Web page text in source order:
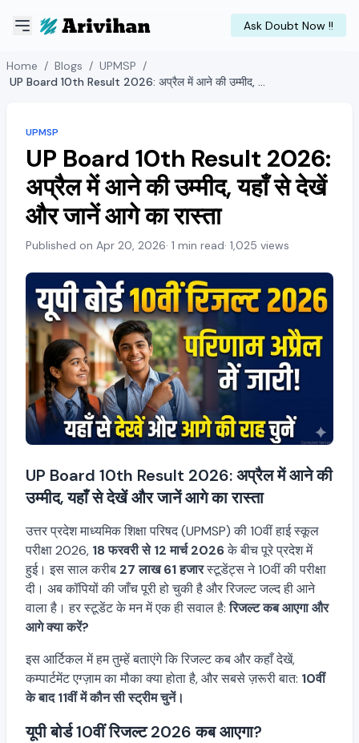
Ask Doubt Now !!
Home / Blogs / UPMSP /
UP Board 10th Result 2026: अप्रैल में आने की उम्मीद, यहाँ से देखें और जानें आगे का रास्ता
UPMSP
UP Board 10th Result 2026:
अप्रैल में आने की उम्मीद, यहाँ से देखें
और जानें आगे का रास्ता
Published on Apr 20, 2026· 1 min read· 1,025 views
UP Board 10th Result 2026: अप्रैल में आने की
उम्मीद, यहाँ से देखें और जानें आगे का रास्ता
उत्तर प्रदेश माध्यमिक शिक्षा परिषद (UPMSP) की 10वीं हाई स्कूल
परीक्षा 2026, 18 फरवरी से 12 मार्च 2026के बीच पूरे प्रदेश में
हुई। इस साल करीब 27 लाख 61 हजारस्टूडेंट्स ने 10वीं की परीक्षा
दी। अब कॉपियों की जाँच पूरी हो चुकी है और रिजल्ट जल्द ही आने
वाला है। हर स्टूडेंट के मन में एक ही सवाल है:रिजल्ट कब आएगा और
आगे क्या करें?
इस आर्टिकल में हम तुम्हें बताएंगे कि रिजल्ट कब और कहाँ देखें,
कम्पार्टमेंट एग्ज़ाम का मौका क्या होता है, और सबसे ज़रूरी बात: 10वीं
के बाद 11वीं में कौन सी स्ट्रीम चुनें।
यूपी बोर्ड 10वीं रिजल्ट 2026 कब आएगा?